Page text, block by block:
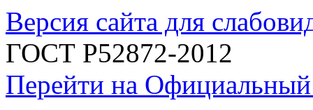
Версия сайта для
ГОСТ Р52872-2012
Перейти на